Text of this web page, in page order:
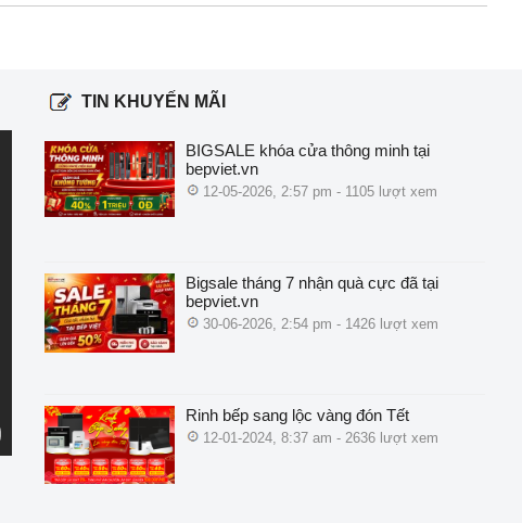
TIN KHUYẾN MÃI
BIGSALE khóa cửa thông minh tại
bepviet.vn
12-05-2026, 2:57 pm - 1105 lượt xem
Bigsale tháng 7 nhận quà cực đã tại
bepviet.vn
30-06-2026, 2:54 pm - 1426 lượt xem
Rinh bếp sang lộc vàng đón Tết
12-01-2024, 8:37 am - 2636 lượt xem